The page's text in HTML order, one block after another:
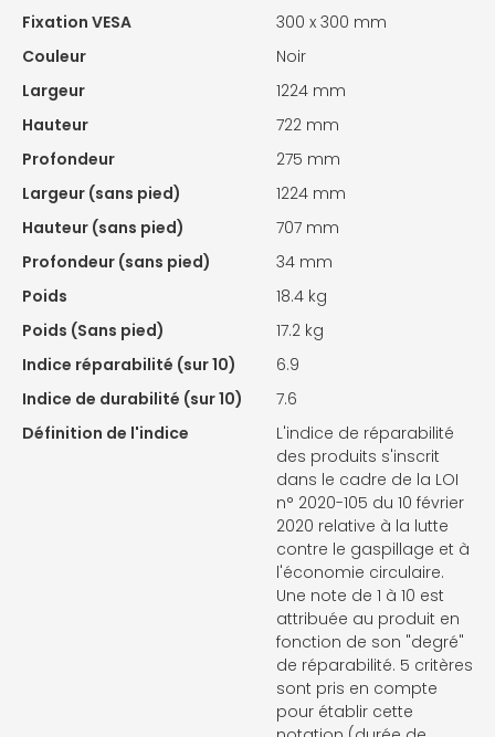
Fixation VESA
300 x 300 mm
Couleur
Noir
Largeur
1224 mm
Hauteur
722 mm
Profondeur
275 mm
Largeur (sans pied)
1224 mm
Hauteur (sans pied)
707 mm
Profondeur (sans pied)
34 mm
Poids
18.4 kg
Poids (Sans pied)
17.2 kg
Indice réparabilité (sur 10)
6.9
Indice de durabilité (sur 10)
7.6
Définition de l'indice
L'indice de réparabilité
des produits s'inscrit
dans le cadre de la LOI
n° 2020-105 du 10 février
2020 relative à la lutte
contre le gaspillage et à
l'économie circulaire.
Une note de 1 à 10 est
attribuée au produit en
fonction de son "degré"
de réparabilité. 5 critères
sont pris en compte
pour établir cette